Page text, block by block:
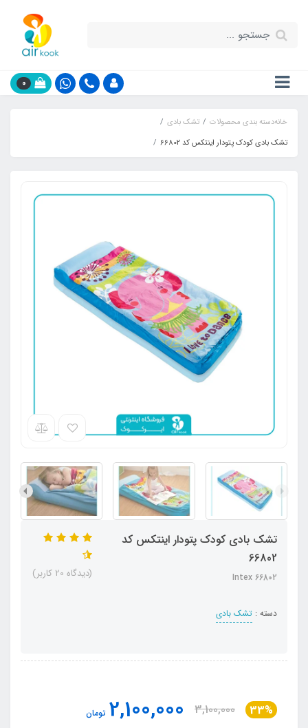
0
خانهدسته بندی محصولات
تشک بادی
تشک بادی کودک پتودار اینتکس کد 66802
تشک بادی کودک پتودار اینتکس کد
66802
Intex 66802
دسته : تشک بادی
(دیدگاه 20 کاربر)
33%
3,100,000
2,100,000 تومان